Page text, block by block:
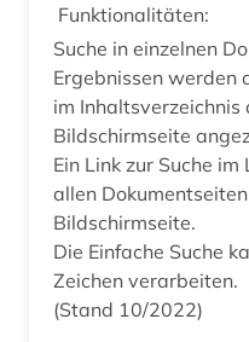
Funktionalitäten:
Suche in einzelnen
Ergebnissen werden
im Inhaltsverzeichnis
Bildschirmseite
Ein Link zur Suche
allen
Bildschirmseite.
Die Einfache Suche
Zeichen verarbeiten.
(Stand 10/2022)